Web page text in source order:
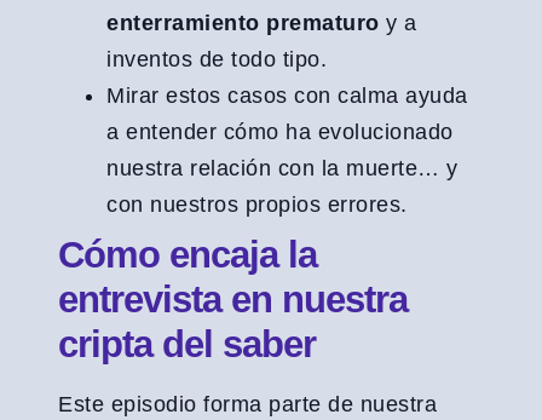
enterramiento prematuro y a
inventos de todo tipo.
Mirar estos casos con calma ayuda
a entender cómo ha evolucionado
nuestra relación con la muerte… y
con nuestros propios errores.
Cómo encaja la
entrevista en nuestra
cripta del saber
Este episodio forma parte de nuestra